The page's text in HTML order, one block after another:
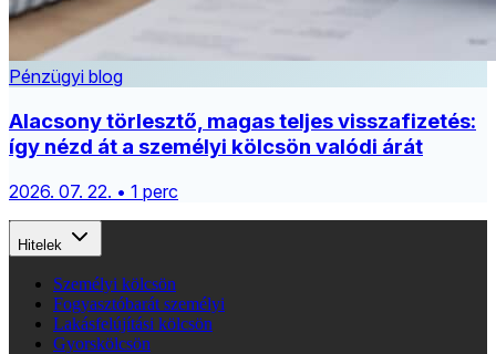
Pénzügyi blog
Alacsony törlesztő, magas teljes visszafizetés:
így nézd át a személyi kölcsön valódi árát
2026. 07. 22. • 1 perc
Hitelek
Személyi kölcsön
Fogyasztóbarát személyi
Lakásfelújítási kölcsön
Gyorskölcsön